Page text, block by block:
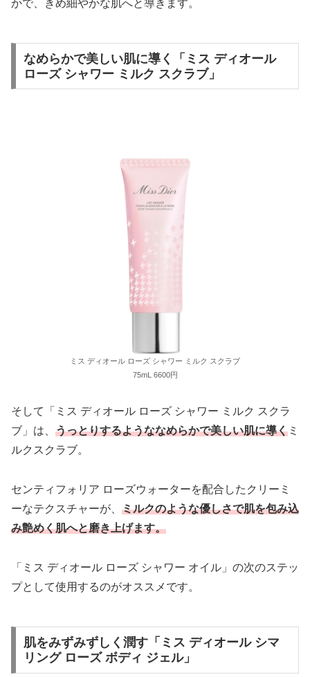
かで、きめ細やかな肌へと導きます。
なめらかで美しい肌に導く「ミス ディオール
ローズ シャワー ミルク スクラブ」
ミス ディオール ローズ シャワー ミルク スクラブ
75mL 6600円
そして「ミス ディオール ローズ シャワー ミルク スクラ
ブ」は、 うっとりするようななめらかで美しい肌に導く ミ
ルクスクラブ。
センティフォリア ローズウォーターを配合したクリーミ
ーなテクスチャーが、 ミルクのような優しさで肌を包み込
み艶めく肌へと磨き上げます。
「ミス ディオール ローズ シャワー オイル」の次のステッ
プとして使用するのがオススメです。
肌をみずみずしく潤す「ミス ディオール シマ
リング ローズ ボディ ジェル」